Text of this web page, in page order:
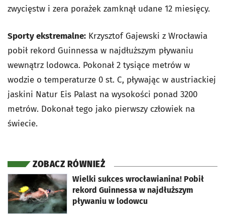
zwycięstw i zera porażek zamknął udane 12 miesięcy.
Sporty ekstremalne: Krzysztof Gajewski z Wrocławia
pobił rekord Guinnessa w najdłuższym pływaniu
wewnątrz lodowca. Pokonał 2 tysiące metrów w
wodzie o temperaturze 0 st. C, pływając w austriackiej
jaskini Natur Eis Palast na wysokości ponad 3200
metrów. Dokonał tego jako pierwszy człowiek na
świecie.
ZOBACZ RÓWNIEŻ
Wielki sukces wrocławianina! Pobił
rekord Guinnessa w najdłuższym
pływaniu w lodowcu
otworzy się w nowej karcie